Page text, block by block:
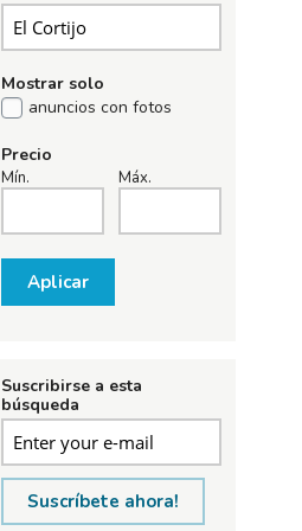
Mostrar solo
anuncios con fotos
Precio
Mín. Máx.
Aplicar
Suscribirse a esta
búsqueda
Suscríbete ahora!